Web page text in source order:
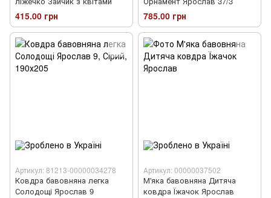
415.00 грн 785.00 грн
Артикул: 81213-00000034278
Ковдра бавовняна легка
Солодощі Ярослав 9
Артикул: 00000037502
М'яка бавовняна Дитяча
ковдра Їжачок Ярослав